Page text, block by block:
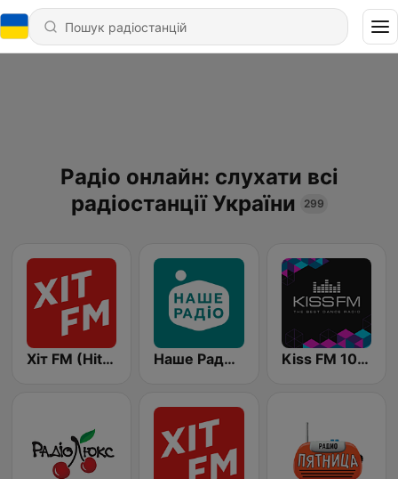
Радіо онлайн: слухати всі
радіостанції України
299
Хіт FM (Hit FM) Наше Радио (Nashe Radio) 107.9 Kiss FM 106.5 (Кисc ФМ)